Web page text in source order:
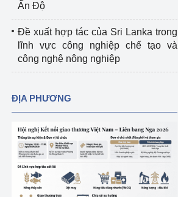
Ấn Độ
Đề xuất hợp tác của Sri Lanka trong
lĩnh vực công nghiệp chế tạo và
công nghệ nông nghiệp
ĐỊA PHƯƠNG